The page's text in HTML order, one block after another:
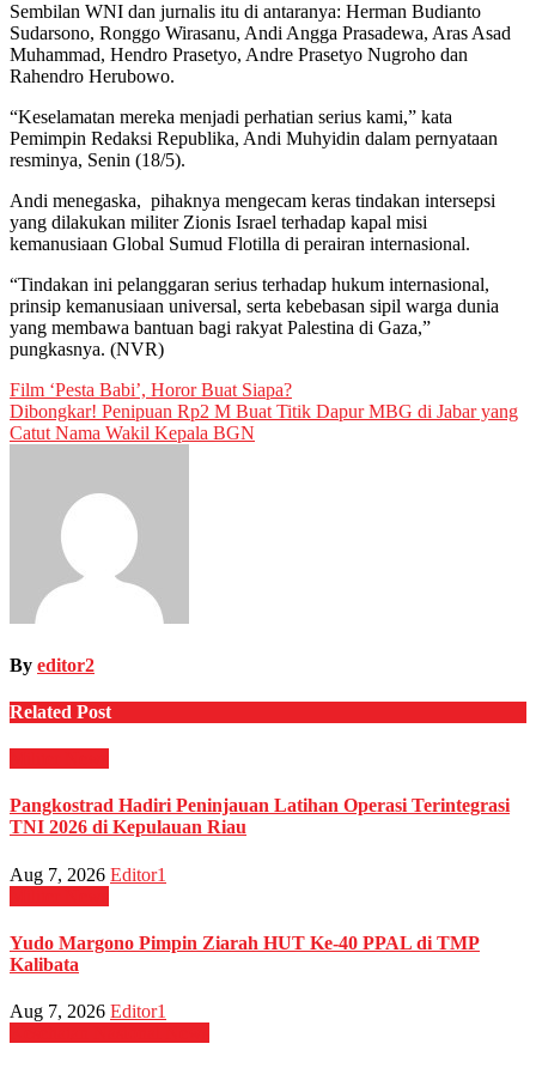
Sembilan WNI dan jurnalis itu di antaranya: Herman Budianto
Sudarsono, Ronggo Wirasanu, Andi Angga Prasadewa, Aras Asad
Muhammad, Hendro Prasetyo, Andre Prasetyo Nugroho dan
Rahendro Herubowo.
“Keselamatan mereka menjadi perhatian serius kami,” kata
Pemimpin Redaksi Republika, Andi Muhyidin dalam pernyataan
resminya, Senin (18/5).
Andi menegaska, pihaknya mengecam keras tindakan intersepsi
yang dilakukan militer Zionis Israel terhadap kapal misi
kemanusiaan Global Sumud Flotilla di perairan internasional.
“Tindakan ini pelanggaran serius terhadap hukum internasional,
prinsip kemanusiaan universal, serta kebebasan sipil warga dunia
yang membawa bantuan bagi rakyat Palestina di Gaza,”
pungkasnya. (NVR)
Post
navigation
Film ‘Pesta Babi’, Horor Buat Siapa?
Dibongkar! Penipuan Rp2 M Buat Titik Dapur MBG di Jabar yang
Catut Nama Wakil Kepala BGN
By editor2
Related Post
Pangkostrad Hadiri Peninjauan Latihan Operasi Terintegrasi
TNI 2026 di Kepulauan Riau
Aug 7, 2026 Editor1
Yudo Margono Pimpin Ziarah HUT Ke-40 PPAL di TMP
Kalibata
Aug 7, 2026 Editor1